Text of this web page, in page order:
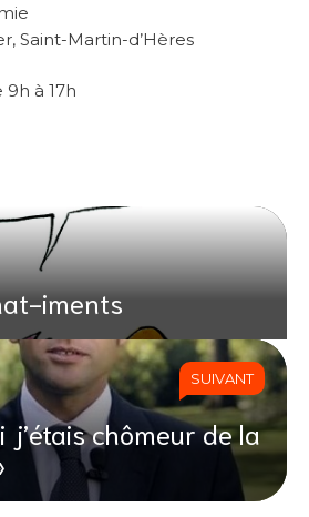
Saint-Martin-d’Hères
9h à 17h
iments
SUIVANT
j’étais chômeur de la